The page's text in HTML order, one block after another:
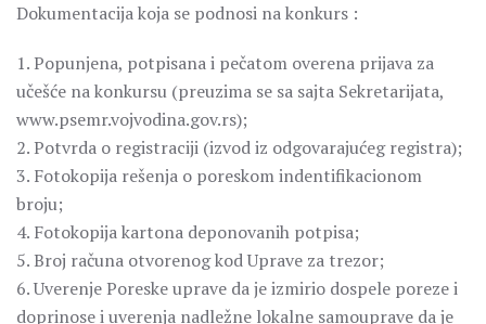
Dokumentacija koja se podnosi na konkurs :
1. Popunjena, potpisana i pečatom overena prijava za
učešće na konkursu (preuzima se sa sajta Sekretarijata,
www.psemr.vojvodina.gov.rs);
2. Potvrda o registraciji (izvod iz odgovarajućeg registra);
3. Fotokopija rešenja o poreskom indentifikacionom
broju;
4. Fotokopija kartona deponovanih potpisa;
5. Broj računa otvorenog kod Uprave za trezor;
6. Uverenje Poreske uprave da je izmirio dospele poreze i
doprinose i uverenja nadležne lokalne samouprave da je